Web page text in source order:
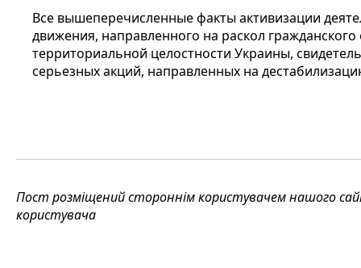
Все вышеперечисленные факты активизации
движения, направленного на раскол
территориальной целостности Украины,
серьезных акций, направленных на
Пост розміщений стороннім користувачем нашого
користувача